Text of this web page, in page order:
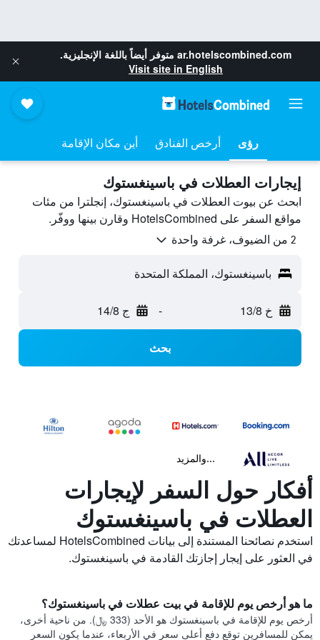
ar.hotelscombined.com متوفر أيضاً باللغة الإنجليزية.
Visit site in English
رؤى أرخص الفنادق أين مكان الإقامة
إيجارات العطلات في باسينغستوك
ابحث عن بيوت العطلات في باسينغستوك، إنجلترا من مئات
مواقع السفر على HotelsCombined وقارن بينها ووفّر.
2 من الضيوف، غرفة واحدة
باسينغستوك، المملكة المتحدة
خ 13/8 - ج 14/8
بحث
...والمزيد
أفكار حول السفر لإيجارات
العطلات في باسينغستوك
استخدم نصائحنا المستندة إلى بيانات HotelsCombined لمساعدتك
في العثور على إيجار إجازتك القادمة في باسينغستوك.
ما هو أرخص يوم للإقامة في بيت عطلات في باسينغستوك؟
أرخص يوم للإقامة في باسينغستوك هو الأحد (333 ﷼). من ناحية أخرى،
يمكن للمسافرين توقع دفع أعلى سعر في الأربعاء، عندما يكون السعر